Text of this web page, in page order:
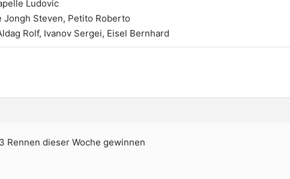
Ludovic
Steven, Petito Roberto
Rolf, Ivanov Sergei, Eisel Bernhard
Rennen dieser Woche gewinnen